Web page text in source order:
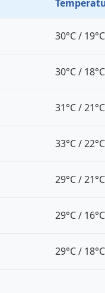
30°C / 19°C
30°C / 18°C
31°C / 21°C
33°C / 22°C
29°C / 21°C
29°C / 16°C
29°C / 18°C